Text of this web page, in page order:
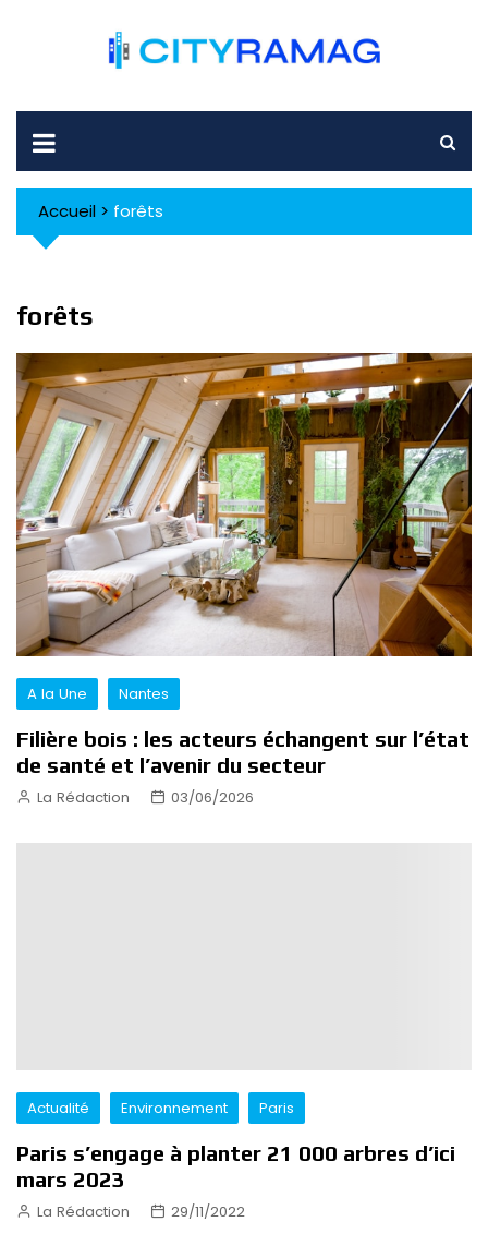
Accueil > forêts
forêts
A la Une Nantes
Filière bois : les acteurs échangent sur l’état
de santé et l’avenir du secteur
La Rédaction 03/06/2026
Actualité Environnement Paris
Paris s’engage à planter 21 000 arbres d’ici
mars 2023
La Rédaction 29/11/2022